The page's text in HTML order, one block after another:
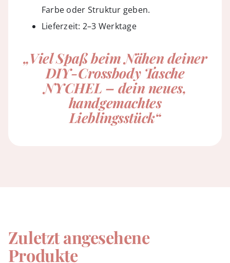
Farbe oder Struktur geben.
Lieferzeit: 2–3 Werktage
„Viel Spaß beim Nähen deiner
DIY-Crossbody Tasche
NYCHEL – dein neues,
handgemachtes
Lieblingsstück“
Zuletzt angesehene
Produkte